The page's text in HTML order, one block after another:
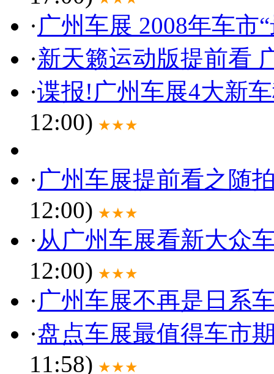
·广州车展 2008年车市
·新天籁运动版提前看
·谍报!广州车展4大新
12:00) ★★★
·广州车展提前看之随
12:00) ★★★
·从广州车展看新大众
12:00) ★★★
·广州车展不再是日系
·盘点车展最值得车市
11:58) ★★★